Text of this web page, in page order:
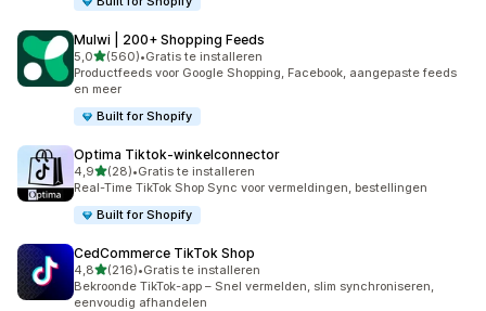
Mulwi | 200+ Shopping Feeds
5,0van 5 sterren
(560)
560 recensies in totaal
•Gratis te installeren
Productfeeds voor Google Shopping, Facebook, aangepaste feeds
en meer
Built for Shopify
Optima Tiktok‑winkelconnector
4,9van 5 sterren
(28)
28 recensies in totaal
•Gratis te installeren
Real-Time TikTok Shop Sync voor vermeldingen, bestellingen
Built for Shopify
CedCommerce TikTok Shop
4,8van 5 sterren
(216)
216 recensies in totaal
•Gratis te installeren
Bekroonde TikTok-app – Snel vermelden, slim synchroniseren,
eenvoudig afhandelen